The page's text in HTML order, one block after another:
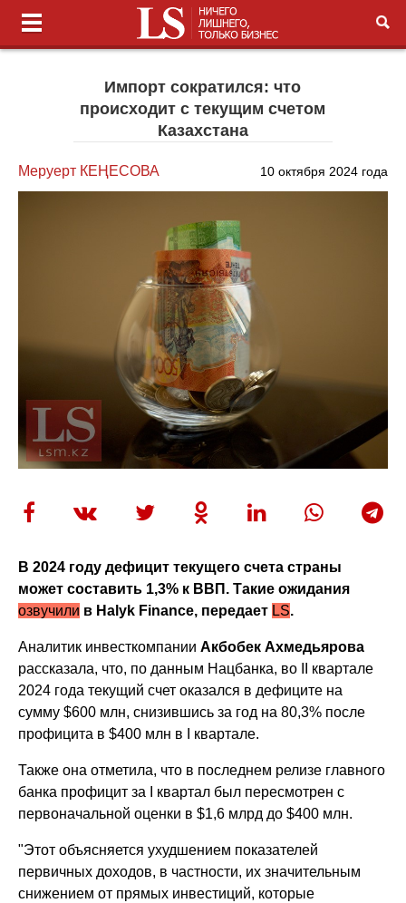
Импорт сократился: что
происходит с текущим счетом
Казахстана
Меруерт КЕҢЕСОВА 10 октября 2024 года
В 2024 году дефицит текущего счета страны
может составить 1,3% к ВВП. Такие ожидания
озвучили в Halyk Finance, передает LS.
Аналитик инвесткомпанииАкбобек Ахмедьярова
рассказала, что, по данным Нацбанка, во II квартале
2024 года текущий счет оказался в дефиците на
сумму $600 млн, снизившись за год на 80,3% после
профицита в $400 млн в I квартале.
Также она отметила, что в последнем релизе главного
банка профицит за I квартал был пересмотрен с
первоначальной оценки в $1,6 млрд до $400 млн.
"Этот объясняется ухудшением показателей
первичных доходов, в частности, их значительным
снижением от прямых инвестиций, которые